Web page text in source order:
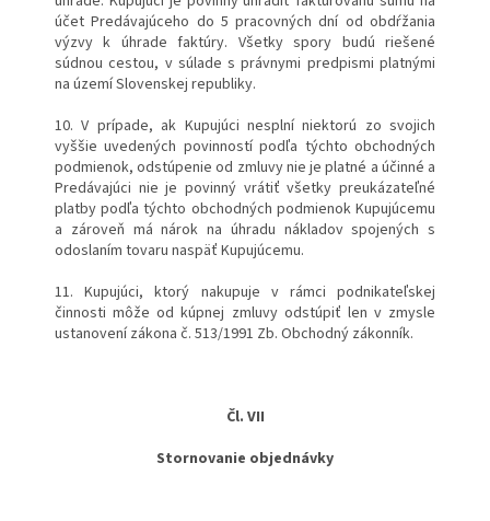
účet Predávajúceho do 5 pracovných dní od obdŕžania
výzvy k úhrade faktúry. Všetky spory budú riešené
súdnou cestou, v súlade s právnymi predpismi platnými
na území Slovenskej republiky.
10. V prípade, ak Kupujúci nesplní niektorú zo svojich
vyššie uvedených povinností podľa týchto obchodných
podmienok, odstúpenie od zmluvy nie je platné a účinné a
Predávajúci nie je povinný vrátiť všetky preukázateľné
platby podľa týchto obchodných podmienok Kupujúcemu
a zároveň má nárok na úhradu nákladov spojených s
odoslaním tovaru naspäť Kupujúcemu.
11. Kupujúci, ktorý nakupuje v rámci podnikateľskej
činnosti môže od kúpnej zmluvy odstúpiť len v zmysle
ustanovení zákona č. 513/1991 Zb. Obchodný zákonník.
Čl. VII
Stornovanie objednávky